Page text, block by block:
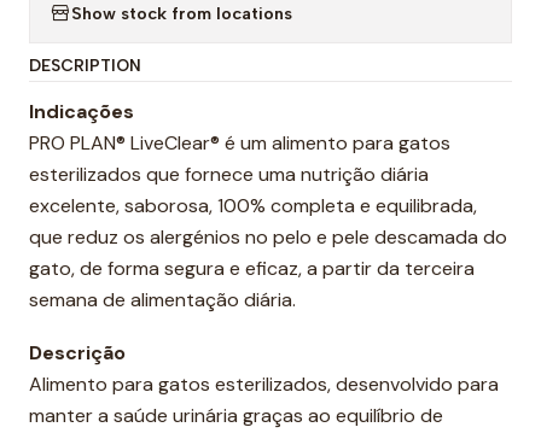
t
i
t
y
Show stock from locations
DESCRIPTION
Indicações
PRO PLAN® LiveClear® é um alimento para gatos
esterilizados que fornece uma nutrição diária
excelente, saborosa, 100% completa e equilibrada,
que reduz os alergénios no pelo e pele descamada do
gato, de forma segura e eficaz, a partir da terceira
semana de alimentação diária.
Descrição
Alimento para gatos esterilizados, desenvolvido para
manter a saúde urinária graças ao equilíbrio de